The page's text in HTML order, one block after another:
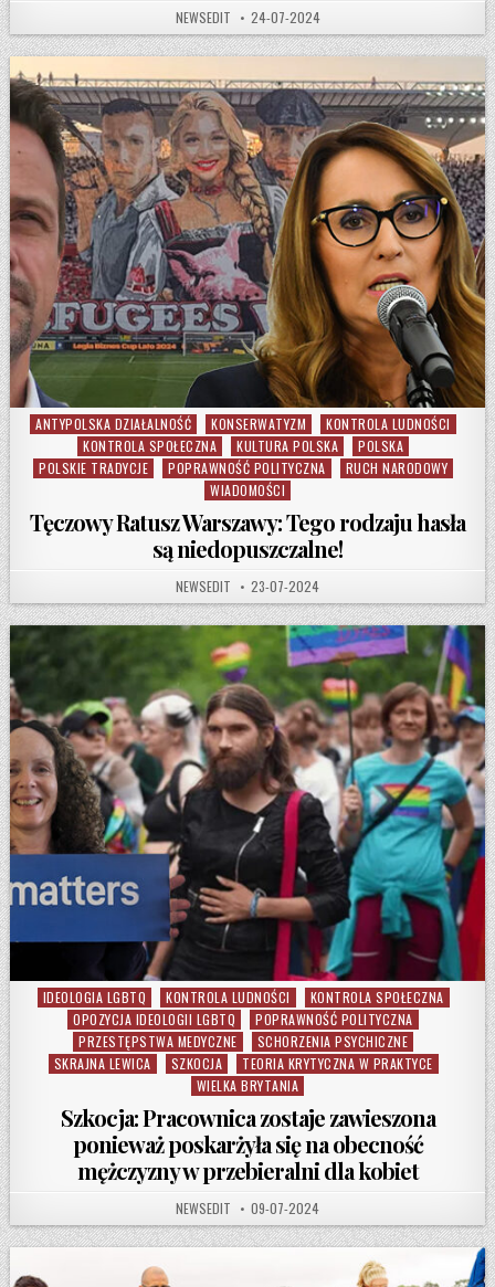
AUTHOR:
NEWSEDIT PUBLISHED DATE:
24-07-2024
Posted in
ANTYPOLSKA DZIAŁALNOŚĆ KONSERWATYZM
KONTROLA LUDNOŚCI
KONTROLA SPOŁECZNA
KULTURA POLSKA
POLSKA
POLSKIE TRADYCJE
POPRAWNOŚĆ POLITYCZNA
RUCH NARODOWY
WIADOMOŚCI
Tęczowy Ratusz Warszawy: Tego rodzaju hasła
są niedopuszczalne!
AUTHOR:
NEWSEDIT PUBLISHED DATE:
23-07-2024
Posted in
IDEOLOGIA LGBTQ KONTROLA LUDNOŚCI
KONTROLA SPOŁECZNA
OPOZYCJA IDEOLOGII LGBTQ
POPRAWNOŚĆ POLITYCZNA
PRZESTĘPSTWA MEDYCZNE
SCHORZENIA PSYCHICZNE
SKRAJNA LEWICA
SZKOCJA
TEORIA KRYTYCZNA W PRAKTYCE
WIELKA BRYTANIA
Szkocja: Pracownica zostaje zawieszona
ponieważ poskarżyła się na obecność
mężczyzny w przebieralni dla kobiet
AUTHOR:
NEWSEDIT PUBLISHED DATE:
09-07-2024